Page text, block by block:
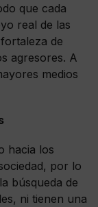
que cada
real de las
de
agresores. A
medios
hacia los
por lo
búsqueda de
ni tienen una